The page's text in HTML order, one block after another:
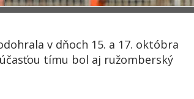
v dňoch 15. a 17. októbra
tímu bol aj ružomberský